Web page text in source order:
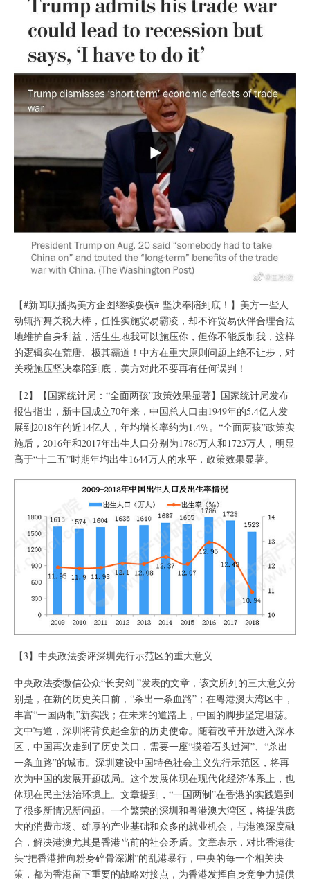
【#新闻联播揭美方企图继续耍横# 坚决奉陪到底！】美方一些人
动辄挥舞关税大棒，任性实施贸易霸凌，却不许贸易伙伴合理合法
地维护自身利益，活生生地我可以施压你，但你不能反制我，这样
的逻辑实在荒唐、极其霸道！中方在重大原则问题上绝不让步，对
关税施压坚决奉陪到底，美方对此不要再有任何误判！
【2】【国家统计局：“全面两孩”政策效果显著】国家统计局发布
报告指出，新中国成立70年来，中国总人口由1949年的5.4亿人发
展到2018年的近14亿人，年均增长率约为1.4%。“全面两孩”政策实
施后，2016年和2017年出生人口分别为1786万人和1723万人，明显
高于“十二五”时期年均出生1644万人的水平，政策效果显著。
【3】中央政法委评深圳先行示范区的重大意义
中央政法委微信公众“长安剑 ”发表的文章，该文所列的三大意义分
别是，在新的历史关口前，“杀出一条血路”；在粤港澳大湾区中，
丰富“一国两制”新实践；在未来的道路上，中国的脚步坚定坦荡。
文中写道，深圳将背负起全新的历史使命。随着改革开放进入深水
区，中国再次走到了历史关口，需要一座“摸着石头过河”、“杀出
一条血路”的城市。深圳建设中国特色社会主义先行示范区，将再
次为中国的发展开题破局。这个发展体现在现代化经济体系上，也
体现在民主法治环境上。文章提到，“一国两制”在香港的实践遇到
了很多新情况新问题。一个繁荣的深圳和粤港澳大湾区，将提供庞
大的消费市场、雄厚的产业基础和众多的就业机会，与港澳深度融
合，解决港澳尤其是香港当前的社会矛盾。文章表示，对比香港街
头“把香港推向粉身碎骨深渊”的乱港暴行，中央的每一个相关决
策，都为香港留下重要的战略对接点，为香港发挥自身竞争力提供